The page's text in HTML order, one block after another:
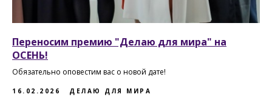
Переносим премию "Делаю для мира" на
ОСЕНЬ!
Обязательно оповестим вас о новой дате!
16.02.2026 ДЕЛАЮ ДЛЯ МИРА